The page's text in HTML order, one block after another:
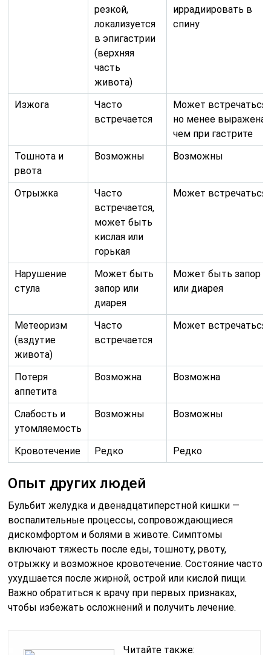
резкой,
локализуется
в эпигастрии
(верхняя
часть
живота)
иррадиировать в
спину
Изжога
Часто
встречается
Может встречаться,
но менее выражена,
чем при гастрите
Тошнота и
рвота
Возможны Возможны
Отрыжка
Часто
встречается,
может быть
кислая или
горькая
Может встречаться
Нарушение
стула
Может быть
запор или
диарея
Может быть запор
или диарея
Метеоризм
(вздутие
живота)
Часто
встречается
Может встречаться
Потеря
аппетита
Возможна Возможна
Слабость и
утомляемость
Возможны Возможны
Кровотечение Редко Редко
Опыт других людей
Бульбит желудка и двенадцатиперстной кишки —
воспалительные процессы, сопровождающиеся
дискомфортом и болями в животе. Симптомы
включают тяжесть после еды, тошноту, рвоту,
отрыжку и возможное кровотечение. Состояние часто
ухудшается после жирной, острой или кислой пищи.
Важно обратиться к врачу при первых признаках,
чтобы избежать осложнений и получить лечение.
Читайте также: